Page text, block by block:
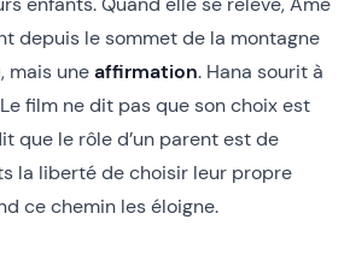
depuis le sommet de la montagne
mais uneaffirmation. Hana sourit à
film ne dit pas que son choix est
que le rôle d’un parent est de
la liberté de choisir leur propre
ce chemin les éloigne.